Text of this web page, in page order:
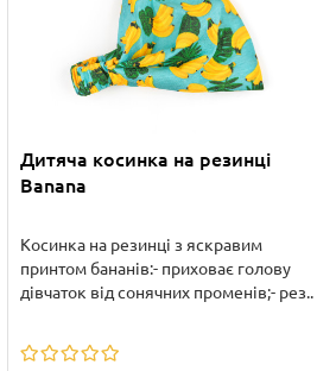
Дитяча косинка на резинці
Banana
Косинка на резинці з яскравим
принтом бананів:- приховає голову
дівчаток від сонячних променів;- рез..